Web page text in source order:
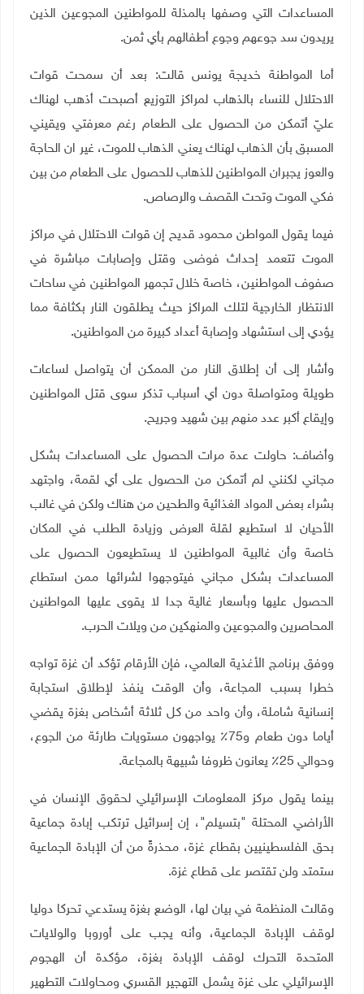
المساعدات التي وصفها بالمذلة للمواطنين المجوعين الذين
يريدون سد جوعهم وجوع أطفالهم بأي ثمن.
أما المواطنة خديجة يونس قالت: بعد أن سمحت قوات
الاحتلال للنساء بالذهاب لمراكز التوزيع أصبحت أذهب لهناك
عليّ أتمكن من الحصول على الطعام رغم معرفتي ويقيني
المسبق بأن الذهاب لهناك يعني الذهاب للموت، غير ان الحاجة
والعوز يجبران المواطنين للذهاب للحصول على الطعام من بين
فكي الموت وتحت القصف والرصاص.
فيما يقول المواطن محمود قديح إن قوات الاحتلال في مراكز
الموت تتعمد إحداث فوضى وقتل وإصابات مباشرة في
صفوف المواطنين، خاصة خلال تجمهر المواطنين في ساحات
الانتظار الخارجية لتلك المراكز حيث يطلقون النار بكثافة مما
يؤدي إلى استشهاد وإصابة أعداد كبيرة من المواطنين.
وأشار إلى أن إطلاق النار من الممكن أن يتواصل لساعات
طويلة ومتواصلة دون أي أسباب تذكر سوى قتل المواطنين
وإيقاع أكبر عدد منهم بين شهيد وجريح.
وأضاف: حاولت عدة مرات الحصول على المساعدات بشكل
مجاني لكنني لم أتمكن من الحصول على أي لقمة، واجتهد
بشراء بعض المواد الغذائية والطحين من هناك ولكن في غالب
الأحيان لا استطيع لقلة العرض وزيادة الطلب في المكان
خاصة وأن غالبية المواطنين لا يستطيعون الحصول على
المساعدات بشكل مجاني فيتوجهوا لشرائها ممن استطاع
الحصول عليها وبأسعار غالية جدا لا يقوى عليها المواطنين
المحاصرين والمجوعين والمنهكين من ويلات الحرب.
ووفق برنامج الأغذية العالمي، فإن الأرقام تؤكد أن غزة تواجه
خطرا بسبب المجاعة، وأن الوقت ينفذ لإطلاق استجابة
إنسانية شاملة، وأن واحد من كل ثلاثة أشخاص بغزة يقضي
أياما دون طعام و75٪ يواجهون مستويات طارئة من الجوع،
وحوالي 25٪ يعانون ظروفا شبيهة بالمجاعة
.
بينما يقول مركز المعلومات الإسرائيلي لحقوق الإنسان في
الأراضي المحتلة "بتسيلم"، إن إسرائيل ترتكب إبادة جماعية
بحق الفلسطينيين بقطاع غزة، محذرةً من أن الإبادة الجماعية
ستمتد ولن تقتصر على قطاع غزة.
وقالت المنظمة في بيان لها، الوضع بغزة يستدعي تحركا دوليا
لوقف الإبادة الجماعية، وأنه يجب على أوروبا والولايات
المتحدة التحرك لوقف الإبادة بغزة، مؤكدة أن الهجوم
الإسرائيلي على غزة يشمل التهجير القسري ومحاولات التطهير